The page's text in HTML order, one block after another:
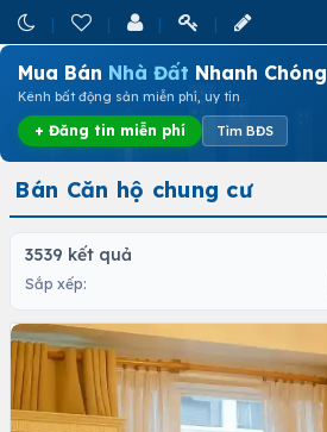
Mua Bán Nhà Đất Nhanh Chóng
Kênh bất động sản miễn phí, uy tín
+ Đăng tin miễn phí Tìm BĐS
Bán Căn hộ chung cư
3539 kết quả
Sắp xếp: